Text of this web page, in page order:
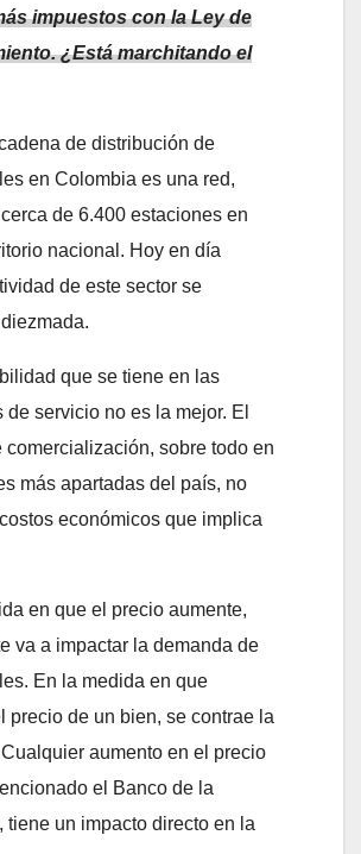
impuestos con la Ley de
¿Está marchitando el
de distribución de
en Colombia es una red,
de 6.400 estaciones en
nacional. Hoy en día
de este sector se
que se tiene en las
de servicio no es la mejor. El
comercialización, sobre todo en
más apartadas del país, no
económicos que implica
en que el precio aumente,
va a impactar la demanda de
En la medida en que
precio de un bien, se contrae la
aumento en el precio
el Banco de la
tiene un impacto directo en la